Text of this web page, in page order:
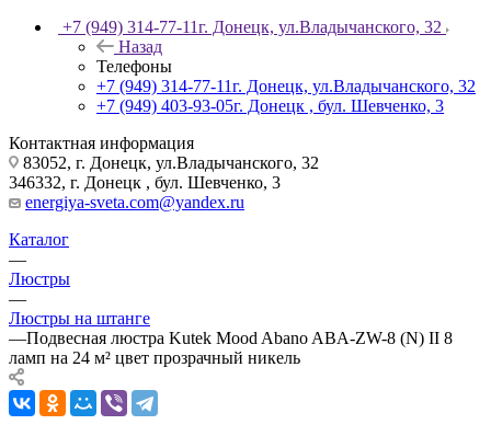
+7 (949) 314-77-11г. Донецк, ул.Владычанского, 32
Назад
Телефоны
+7 (949) 314-77-11г. Донецк, ул.Владычанского, 32
+7 (949) 403-93-05г. Донецк , бул. Шевченко, 3
Контактная информация
83052, г. Донецк, ул.Владычанского, 32
346332, г. Донецк , бул. Шевченко, 3
energiya-sveta.com@yandex.ru
Каталог
—
Люстры
—
Люстры на штанге
—Подвесная люстра Kutek Mood Abano ABA-ZW-8 (N) II 8
ламп на 24 м² цвет прозрачный никель